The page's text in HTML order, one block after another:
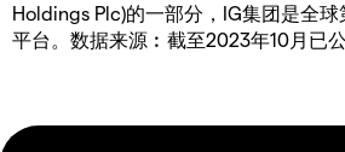
Holdings Plc)的一部分，IG集团是全
平台。数据来源︰截至2023年10月已